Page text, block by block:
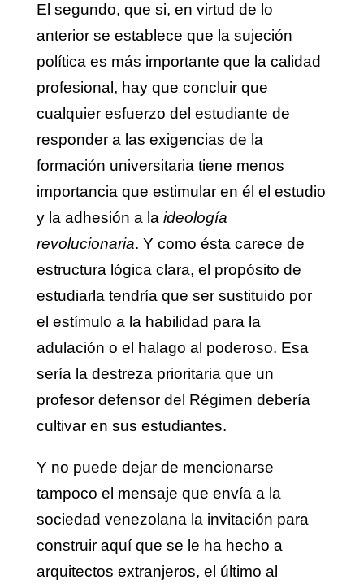
El segundo, que si, en virtud de lo
anterior se establece que la sujeción
política es más importante que la calidad
profesional, hay que concluir que
cualquier esfuerzo del estudiante de
responder a las exigencias de la
formación universitaria tiene menos
importancia que estimular en él el estudio
y la adhesión a la ideología
revolucionaria. Y como ésta carece de
estructura lógica clara, el propósito de
estudiarla tendría que ser sustituido por
el estímulo a la habilidad para la
adulación o el halago al poderoso. Esa
sería la destreza prioritaria que un
profesor defensor del Régimen debería
cultivar en sus estudiantes.
Y no puede dejar de mencionarse
tampoco el mensaje que envía a la
sociedad venezolana la invitación para
construir aquí que se le ha hecho a
arquitectos extranjeros, el último al